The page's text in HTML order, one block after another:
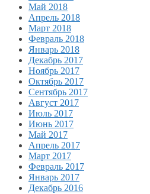
Май 2018
Апрель 2018
Март 2018
Февраль 2018
Январь 2018
Декабрь 2017
Ноябрь 2017
Октябрь 2017
Сентябрь 2017
Август 2017
Июль 2017
Июнь 2017
Май 2017
Апрель 2017
Март 2017
Февраль 2017
Январь 2017
Декабрь 2016